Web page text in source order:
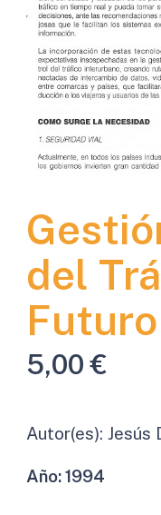
del
Futuro
5,00€
Autor(es): Jesús
Año:1994